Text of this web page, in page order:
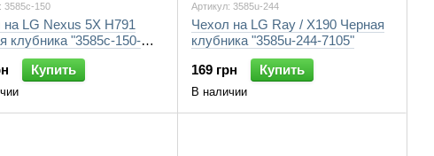
3585c-150
на LG Nexus 5X H791
клубника "3585c-150-
Купить
Артикул: 3585u-244
Чехол на LG Ray / X190 Черная
клубника "3585u-244-7105"
169 грн
Купить
В наличии